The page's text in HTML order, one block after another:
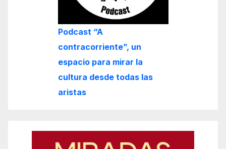
Podcast “A
contracorriente”, un
espacio para mirar la
cultura desde todas las
aristas